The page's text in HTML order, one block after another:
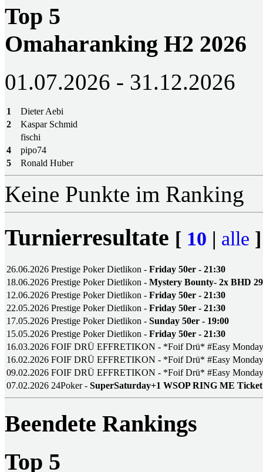
Top 5
Omaharanking H2 2026
01.07.2026 - 31.12.2026
1
Dieter Aebi
2
Kaspar Schmid
fischi
4
pipo74
5
Ronald Huber
Keine Punkte im Ranking
Turnierresultate [ 10 | alle ]
26.06.2026 Prestige Poker Dietlikon - Friday 50er - 21:30
18.06.2026 Prestige Poker Dietlikon - Mystery Bounty- 2x BHD
12.06.2026 Prestige Poker Dietlikon - Friday 50er - 21:30
22.05.2026 Prestige Poker Dietlikon - Friday 50er - 21:30
17.05.2026 Prestige Poker Dietlikon - Sunday 50er - 19:00
15.05.2026 Prestige Poker Dietlikon - Friday 50er - 21:30
16.03.2026 FOIF DRÜ EFFRETIKON - *Foif Drü* #Easy
16.02.2026 FOIF DRÜ EFFRETIKON - *Foif Drü* #Easy
09.02.2026 FOIF DRÜ EFFRETIKON - *Foif Drü* #Easy
07.02.2026 24Poker - SuperSaturday+1 WSOP RING ME Ticket
Beendete Rankings
Top 5